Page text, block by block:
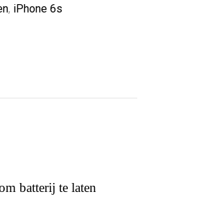
, iPhone 6s
batterij te laten